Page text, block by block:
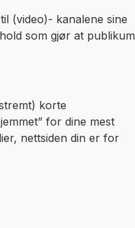
(video)- kanalene sine
som gjør at publikum
korte
for dine mest
nettsiden din er for